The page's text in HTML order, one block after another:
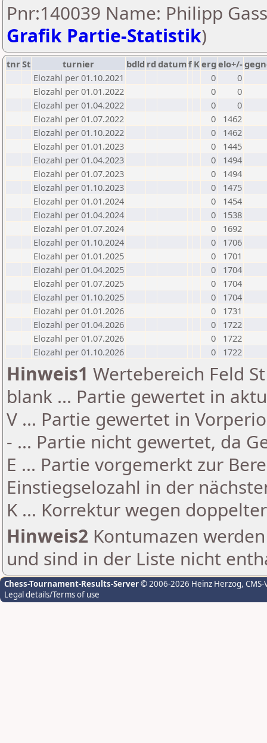
Pnr:140039 Name: Philipp
Grafik Partie-Statistik)
tnrSt turnier bdld rd datumf Kerg elo+/-
Elozahl per 01.10.2021
0
0
Elozahl per 01.01.2022
0
0
Elozahl per 01.04.2022
0
0
Elozahl per 01.07.2022
0
1462
Elozahl per 01.10.2022
0
1462
Elozahl per 01.01.2023
0
1445
Elozahl per 01.04.2023
0
1494
Elozahl per 01.07.2023
0
1494
Elozahl per 01.10.2023
0
1475
Elozahl per 01.01.2024
0
1454
Elozahl per 01.04.2024
0
1538
Elozahl per 01.07.2024
0
1692
Elozahl per 01.10.2024
0
1706
Elozahl per 01.01.2025
0
1701
Elozahl per 01.04.2025
0
1704
Elozahl per 01.07.2025
0
1704
Elozahl per 01.10.2025
0
1704
Elozahl per 01.01.2026
0
1731
Elozahl per 01.04.2026
0
1722
Elozahl per 01.07.2026
0
1722
Elozahl per 01.10.2026
0 1722
Hinweis1 Wertebereich Feld
blank ... Partie gewertet in
V ... Partie gewertet in
- ... Partie nicht gewertet, da
E ... Partie vorgemerkt zur
Einstiegselozahl in der
K ... Korrektur wegen
Hinweis2 Kontumazen
und sind in der Liste nicht
Chess-Tournament-Results-Server© 2006-2026 Heinz Herzog,
Legal details/Terms of use